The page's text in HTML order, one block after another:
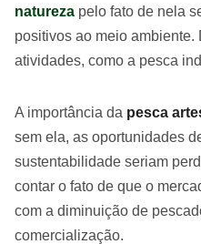
natureza pelo fato de nela
positivos ao meio ambiente.
atividades, como a pesca
A importância da pesca
sem ela, as oportunidades
sustentabilidade seriam
contar o fato de que o
com a diminuição de
comercialização.